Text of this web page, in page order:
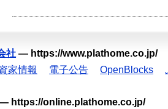
社 — https://www.plathome.co.jp/
家情報 電子公告 OpenBlocks
https://online.plathome.co.jp/